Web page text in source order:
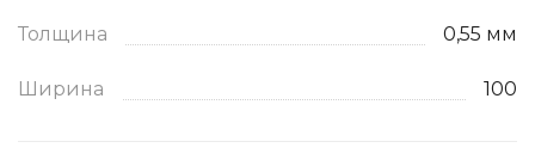
Толщина 0,55 мм
Ширина 100